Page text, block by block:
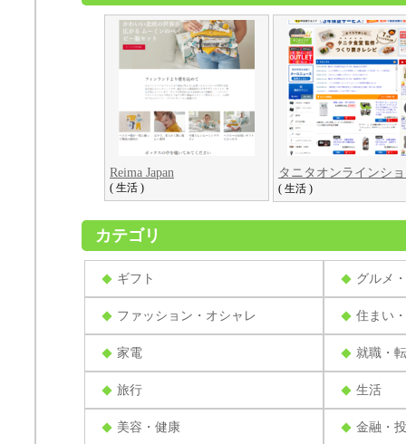
Reima Japan
( 生活 )
タニタオンラインシ
( 生活 )
カテゴリ
ギフト グルメ
ファッション・オシャレ 住まい
家電 就職・
旅行 生活
美容・健康 金融・